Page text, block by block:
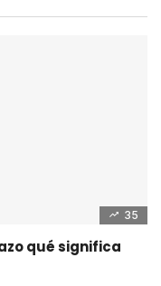
35
qué significa